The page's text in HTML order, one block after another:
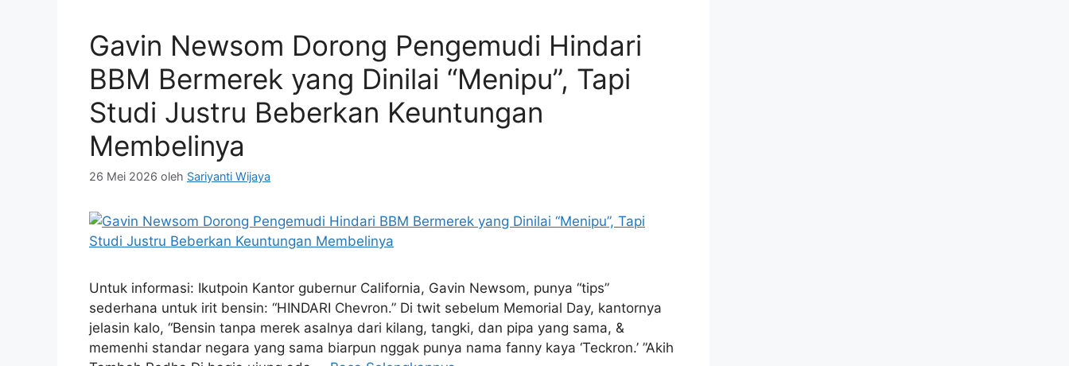
Gavin Newsom Dorong Pengemudi Hindari
BBM Bermerek yang Dinilai “Menipu”, Tapi
Studi Justru Beberkan Keuntungan
Membelinya
26 Mei 2026 oleh Sariyanti Wijaya
Untuk informasi: Ikutpoin Kantor gubernur California, Gavin Newsom, punya “tips”
sederhana untuk irit bensin: “HINDARI Chevron.” Di twit sebelum Memorial Day, kantornya
jelasin kalo, “Bensin tanpa merek asalnya dari kilang, tangki, dan pipa yang sama, &
memenhi standar negara yang sama biarpun nggak punya nama fanny kaya ‘Teckron.’ ”Akih